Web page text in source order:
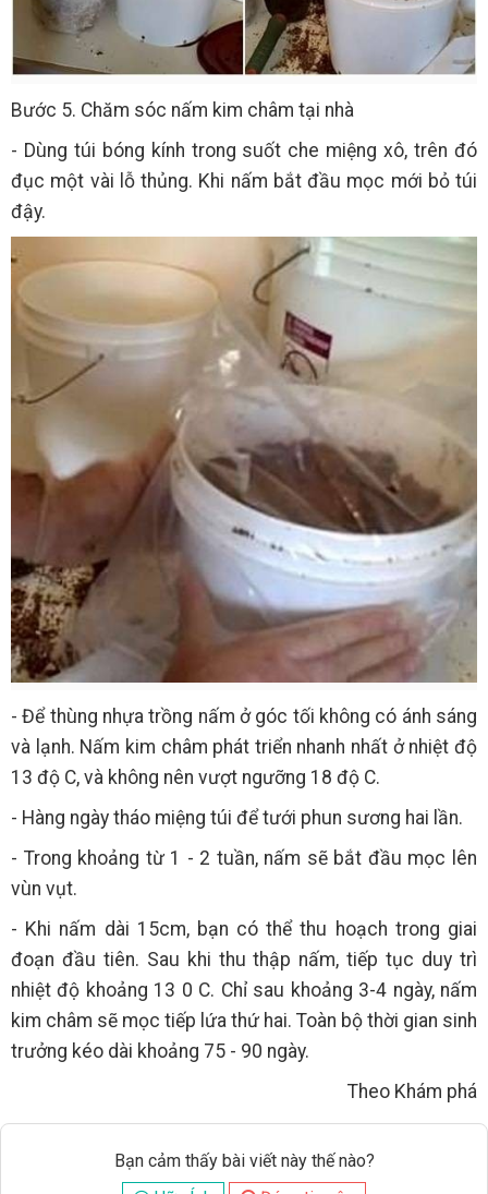
Bước 5. Chăm sóc nấm kim châm tại nhà
- Dùng túi bóng kính trong suốt che miệng xô, trên đó
đục một vài lỗ thủng. Khi nấm bắt đầu mọc mới bỏ túi
đậy.
- Để thùng nhựa trồng nấm ở góc tối không có ánh sáng
và lạnh. Nấm kim châm phát triển nhanh nhất ở nhiệt độ
13 độ C, và không nên vượt ngưỡng 18 độ C.
- Hàng ngày tháo miệng túi để tưới phun sương hai lần.
- Trong khoảng từ 1 - 2 tuần, nấm sẽ bắt đầu mọc lên
vùn vụt.
- Khi nấm dài 15cm, bạn có thể thu hoạch trong giai
đoạn đầu tiên. Sau khi thu thập nấm, tiếp tục duy trì
nhiệt độ khoảng 13 0 C. Chỉ sau khoảng 3-4 ngày, nấm
kim châm sẽ mọc tiếp lứa thứ hai. Toàn bộ thời gian sinh
trưởng kéo dài khoảng 75 - 90 ngày.
Theo Khám phá
Bạn cảm thấy bài viết này thế nào?